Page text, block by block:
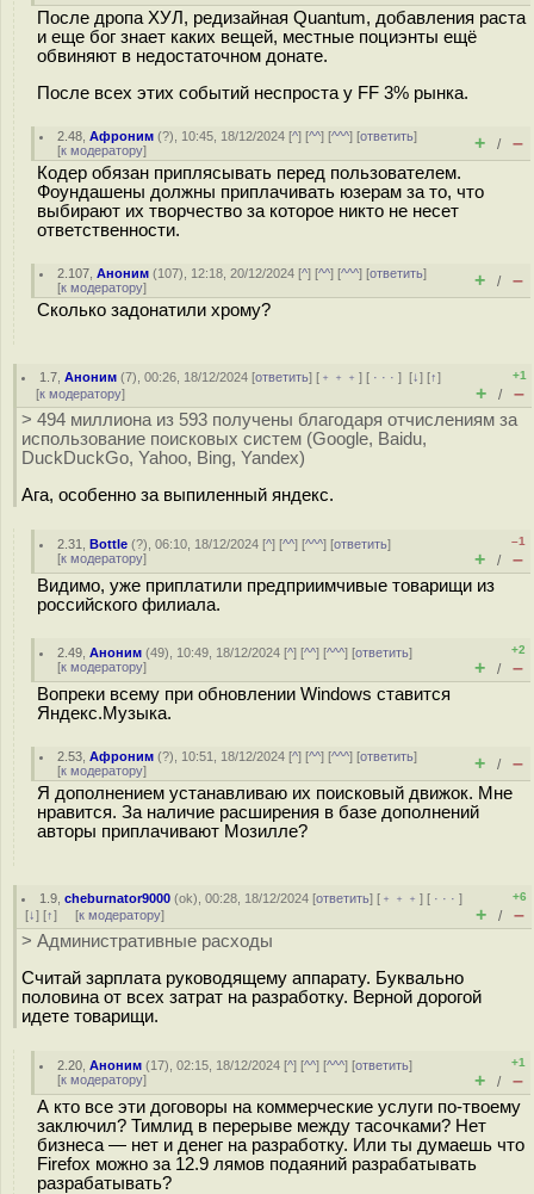
После дропа ХУЛ, редизайная Quantum, добавления раста
и еще бог знает каких вещей, местные поциэнты ещё
обвиняют в недостаточном донате.
После всех этих событий неспроста у FF 3% рынка.
2.48 ,Афроним (?), 10:45, 18/12/2024 [^] [^^] [^^^] [ответить]
[к модератору] + / –
Кодер обязан приплясывать перед пользователем.
Фоундашены должны приплачивать юзерам за то, что
выбирают их творчество за которое никто не несет
ответственности.
2.107 ,Аноним (107), 12:18, 20/12/2024 [^] [^^] [^^^] [ответить]
[к модератору] + / –
Сколько задонатили хрому?
1.7 ,Аноним (7), 00:26, 18/12/2024 [ответить] [ ﹢﹢﹢] [ · · ·][↓] [↑]
[к модератору]
+1
+ / –
> 494 миллиона из 593 получены благодаря отчислениям за
использование поисковых систем (Google, Baidu,
DuckDuckGo, Yahoo, Bing, Yandex)
Ага, особенно за выпиленный яндекс.
2.31 ,Bottle (?), 06:10, 18/12/2024 [^] [^^] [^^^] [ответить]
[к модератору]
–1
+ / –
Видимо, уже приплатили предприимчивые товарищи из
российского филиала.
2.49 ,Аноним (49), 10:49, 18/12/2024 [^] [^^] [^^^] [ответить]
[к модератору]
+2
+ / –
Вопреки всему при обновлении Windows ставится
Яндекс.Музыка.
2.53 ,Афроним (?), 10:51, 18/12/2024 [^] [^^] [^^^] [ответить]
[к модератору] + / –
Я дополнением устанавливаю их поисковый движок. Мне
нравится. За наличие расширения в базе дополнений
авторы приплачивают Мозилле?
1.9 ,cheburnator9000 (ok), 00:28, 18/12/2024 [ответить] [ ﹢﹢﹢] [ · · ·]
[↓] [↑] [к модератору]
+6
+ / –
> Административные расходы
Считай зарплата руководящему аппарату. Буквально
половина от всех затрат на разработку. Верной дорогой
идете товарищи.
2.20 ,Аноним (17), 02:15, 18/12/2024 [^] [^^] [^^^] [ответить]
[к модератору]
+1
+ / –
А кто все эти договоры на коммерческие услуги по-твоему
заключил? Тимлид в перерыве между тасочками? Нет
бизнеса — нет и денег на разработку. Или ты думаешь что
Firefox можно за 12.9 лямов подаяний разрабатывать
разрабатывать?